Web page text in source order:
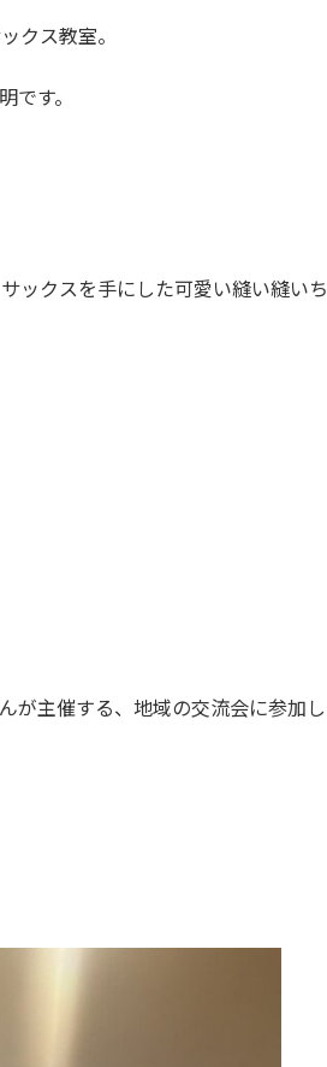
クス教室。
です。
ックスを手にした可愛い縫い縫いち
が主催する、地域の交流会に参加し